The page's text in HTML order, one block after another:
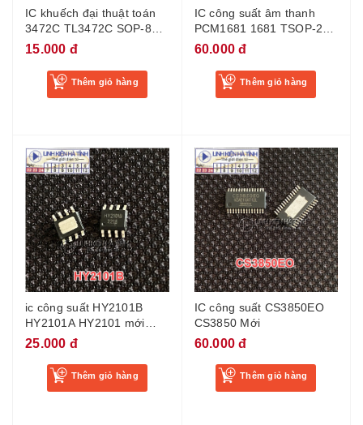
IC khuếch đại thuật toán
3472C TL3472C SOP-8
mới
15.000 đ
Thêm giỏ hàng
IC công suất âm thanh
PCM1681 1681 TSOP-28
mới
60.000 đ
Thêm giỏ hàng
ic công suất HY2101B
HY2101A HY2101 mới
100%
25.000 đ
Thêm giỏ hàng
IC công suất CS3850EO
CS3850 Mới
60.000 đ
Thêm giỏ hàng